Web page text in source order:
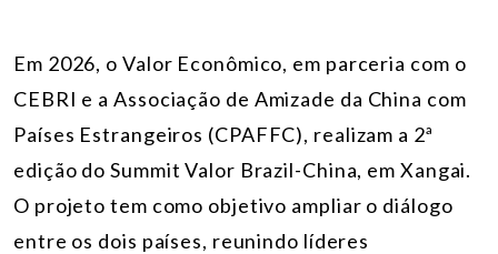
Em 2026, o Valor Econômico, em parceria com o
CEBRI e aAssociação de Amizade da China com
Países Estrangeiros (CPAFFC), realizam a 2ª
edição do Summit Valor Brazil-China, em Xangai.
O projeto tem como objetivo ampliar o diálogo
entre os dois países, reunindo líderes